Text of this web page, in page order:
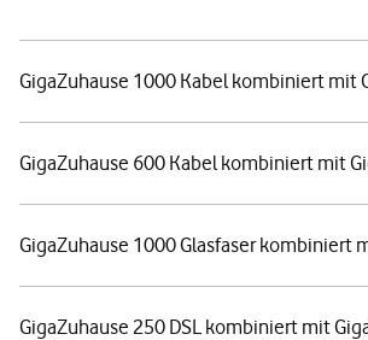
GigaZuhause 1000 Kabel kombiniert mit
GigaZuhause 600 Kabel kombiniert mit
GigaZuhause 1000 Glasfaser kombiniert
GigaZuhause 250 DSL kombiniert mit